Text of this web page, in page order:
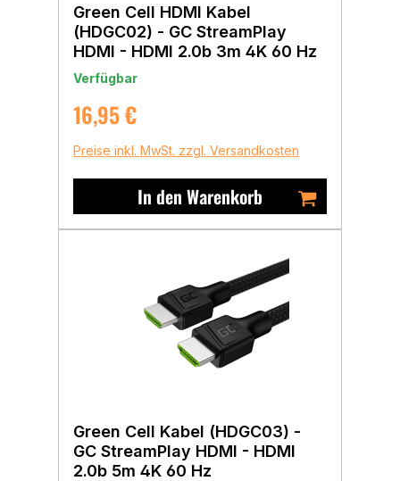
Green Cell HDMI Kabel
(HDGC02) - GC StreamPlay
HDMI - HDMI 2.0b 3m 4K 60 Hz
Verfügbar
Regulärer Preis:
16,95 €
Preise inkl. MwSt. zzgl. Versandkosten
In den Warenkorb
Green Cell Kabel (HDGC03) -
GC StreamPlay HDMI - HDMI
2.0b 5m 4K 60 Hz